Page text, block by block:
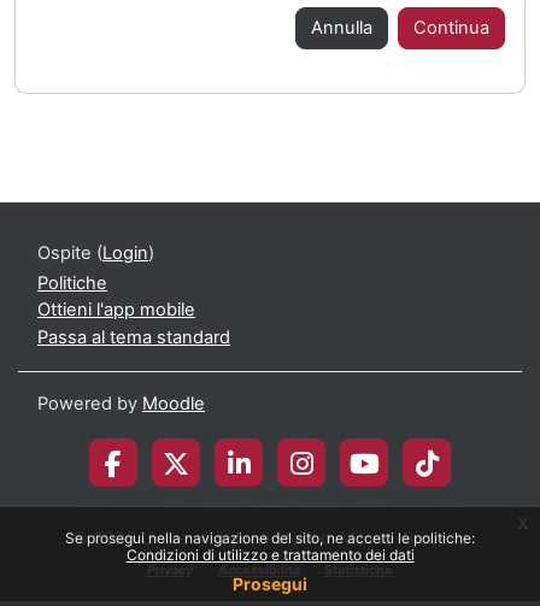
Se prosegui nella navigazione del sito, ne accetti le politiche:
Condizioni di utilizzo e trattamento dei dati
Prosegui
x
Annulla Continua
Ospite (Login)
Politiche
Ottieni l'app mobile
Passa al tema standard
Powered by Moodle
© 2026 Università degli Studi di Milano-Bicocca